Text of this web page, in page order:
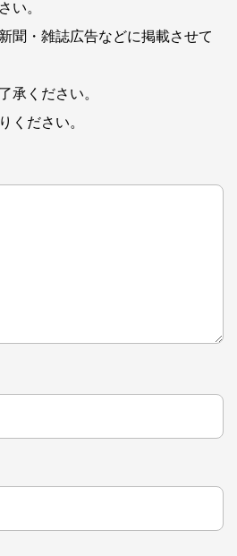
い。
聞・雑誌広告などに掲載させて
承ください。
ください。